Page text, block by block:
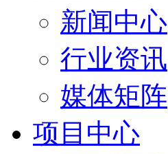
新闻中心
行业资讯
媒体矩阵
项目中心